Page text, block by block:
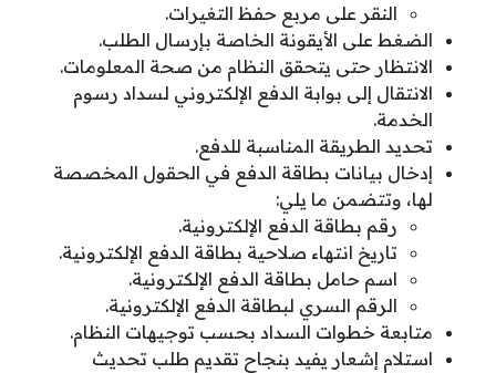
النقر على مربع حفظ التغيرات.
الضغط على الأيقونة الخاصة بإرسال الطلب.
الانتظار حتى يتحقق النظام من صحة المعلومات.
الانتقال إلى بوابة الدفع الإلكتروني لسداد رسوم
الخدمة.
تحديد الطريقة المناسبة للدفع.
إدخال بيانات بطاقة الدفع في الحقول المخصصة
لها، وتتضمن ما يلي:
رقم بطاقة الدفع الإلكترونية.
تاريخ انتهاء صلاحية بطاقة الدفع الإلكترونية.
اسم حامل بطاقة الدفع الإلكترونية.
الرقم السري لبطاقة الدفع الإلكترونية.
متابعة خطوات السداد بحسب توجيهات النظام.
استلام إشعار يفيد بنجاح تقديم طلب تحديث